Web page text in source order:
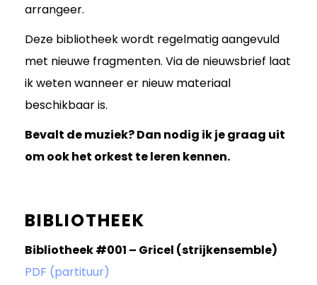
arrangeer.
Deze bibliotheek wordt regelmatig aangevuld
met nieuwe fragmenten. Via de nieuwsbrief laat
ik weten wanneer er nieuw materiaal
beschikbaar is.
Bevalt de muziek? Dan nodig ik je graag uit
om ook het orkest te leren kennen.
BIBLIOTHEEK
Bibliotheek #001 – Gricel (strijkensemble)
PDF (partituur)